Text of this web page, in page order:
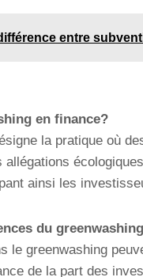
entre
en finance?
la pratique où
ainsi les
du
le greenwashing
de la part des